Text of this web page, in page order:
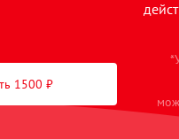
1500 ₽